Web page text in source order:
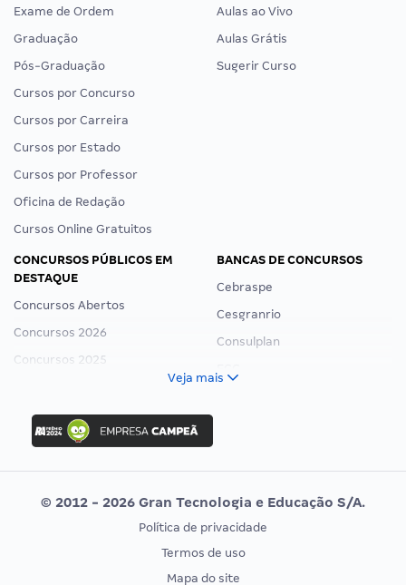
Exame de Ordem
Graduação
Pós-Graduação
Cursos por Concurso
Cursos por Carreira
Cursos por Estado
Cursos por Professor
Oficina de Redação
Cursos Online Gratuitos
Aulas ao Vivo
Aulas Grátis
Sugerir Curso
CONCURSOS PÚBLICOS EM
DESTAQUE
Concursos Abertos
Concursos 2026
Concursos 2025
Concurso Ibama
Concurso MPU
Editais publicados
BANCAS DE CONCURSOS
Cebraspe
Cesgranrio
Consulplan
Vunesp
CONCURSOS POR PROFISSÃO
EXAME DE ORDEM
Veja mais
© 2012 - 2026 Gran Tecnologia e Educação S/A.
Política de privacidade
Termos de uso
Mapa do site